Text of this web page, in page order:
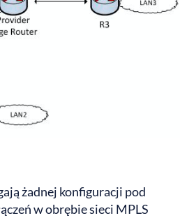
żadnej konfiguracji pod
w obrębie sieci MPLS